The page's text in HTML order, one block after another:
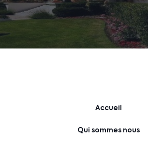
Accueil
Qui sommes nous